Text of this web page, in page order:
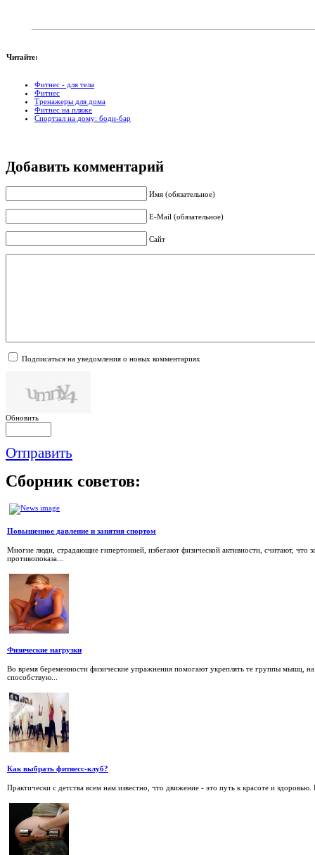
Читайте:
Фитнес - для тела
Фитнес
Тренажеры для дома
Фитнес на пляже
Спортзал на дому: боди-бар
Добавить комментарий
Имя (обязательное)
E-Mail (обязательное)
Сайт
Подписаться на уведомления о новых комментариях
Обновить
Отправить
Сборник советов:
Повышенное давление и занятия спортом
Многие люди, страдающие гипертонией, избегают физической активности, считают, что
противопоказа...
Физические нагрузки
Во время беременности физические упражнения помогают укреплять те группы мышц,
способствую...
Как выбрать фитнесс-клуб?
Практически с детства всем нам известно, что движение - это путь к красоте и